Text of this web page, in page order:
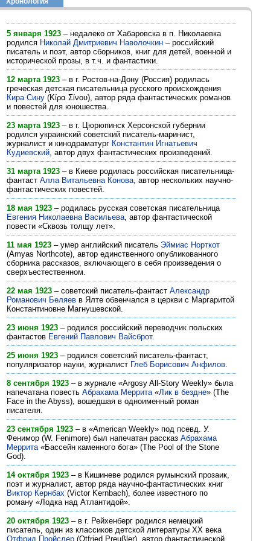
5 января 1923 – недалеко от Хабаровска в п. Николаевка
родился Николай Дмитриевич Наволочкин – российский
писатель и поэт, автор сборников, книг для детей, военной и
исторической прозы, в т.ч. и фантастики.
12 марта 1923 – в г. Ростов-на-Дону (Россия) родилась
греческая детская писательница русского происхождения
Кира Сину (Κίρα Σίνου), автор ряда фантастических романов
и повестей для юношества.
23 марта 1923 – в г. Цюрюпинск Херсонской губернии
родился украинский советский писатель-маринист,
журналист и кинодраматург Константин Игнатьевич
Кудиевский, автор двух фантастических произведений.
31 марта 1923 – в Киеве родилась российская писательница-
фантаст Алла Витальевна Конова, автор нескольких научно-
фантастических повестей.
18 мая 1923 – родилась русская советская писательница
Евгения Николаевна Васильева, автор фантастической
повести «Сквозь толщу лет».
11 мая 1923 – умер английский писатель Эймиас Норткот
(Amyas Northcote), автор единственного опубликованного
сборника рассказов, включающего в себя произведения о
сверхъестественном.
22 мая 1923 – советский писатель-фантаст Александр
Романович Беляев в Ялте обвенчался в церкви с Маргаритой
Константиновне Магнушевской.
23 июня 1923 – родился российский переводчик польских
фантастов Евгений Павлович Вайсброт.
25 июня 1923 – родился советский писатель-фантаст,
популяризатор науки, журналист Глеб Борисович Анфилов.
8 сентября 1923 – в журнале «Argosy All-Story Weekly» была
напечатана повесть Абрахама Меррита«Лик в бездне» (The
Face in the Abyss), вошедшая в одноименный роман
писателя.
23 сентября 1923 – в «American Weekly» под псевд. У.
Фенимор (W. Fenimore) был напечатан рассказ Абрахама
Меррита«Бассейн каменного бога» (The Pool of the Stone
God).
14 октября 1923 – в Кишиневе родился румынский прозаик,
поэт и журналист, автор ряда научно-фантастических книг
Виктор Кернбах (Victor Kernbach), более известного по
роману «Лодка над Атлантидой».
20 октября 1923 – в г. Рейхенберг родился немецкий
писатель, один из классиков детской литературы ХХ века
Отфрид Пройслер (Otfried Preußler), автор фантастической